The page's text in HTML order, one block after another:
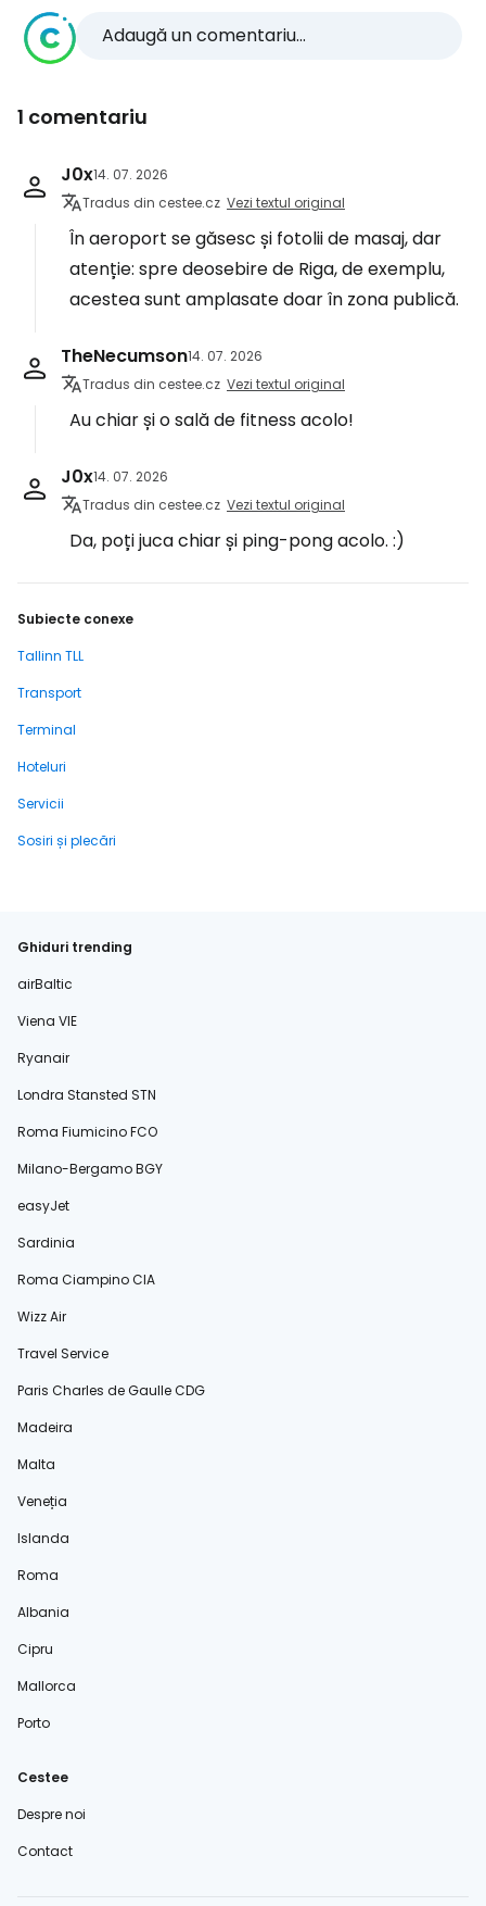
Adaugă un comentariu...
1 comentariu
J0x14. 07. 2026
Tradus din cestee.cz Vezi textul original
În aeroport se găsesc și fotolii de masaj, dar
atenție: spre deosebire de Riga, de exemplu,
acestea sunt amplasate doar în zona publică.
TheNecumson14. 07. 2026
Tradus din cestee.cz Vezi textul original
Au chiar și o sală de fitness acolo!
J0x14. 07. 2026
Tradus din cestee.cz Vezi textul original
Da, poți juca chiar și ping-pong acolo. :)
Subiecte conexe
Tallinn TLL
Transport
Terminal
Hoteluri
Servicii
Sosiri și plecări
Ghiduri trending
airBaltic
Viena VIE
Ryanair
Londra Stansted STN
Roma Fiumicino FCO
Milano-Bergamo BGY
easyJet
Sardinia
Roma Ciampino CIA
Wizz Air
Travel Service
Paris Charles de Gaulle CDG
Madeira
Malta
Veneția
Islanda
Roma
Albania
Cipru
Mallorca
Porto
Cestee
Despre noi
Contact